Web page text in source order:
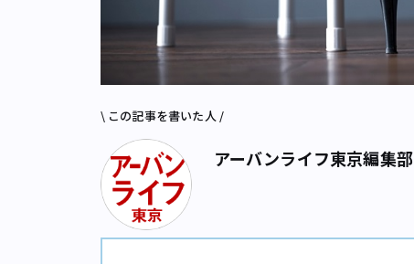
\ この記事を書いた人 /
アーバンライフ東京編集部